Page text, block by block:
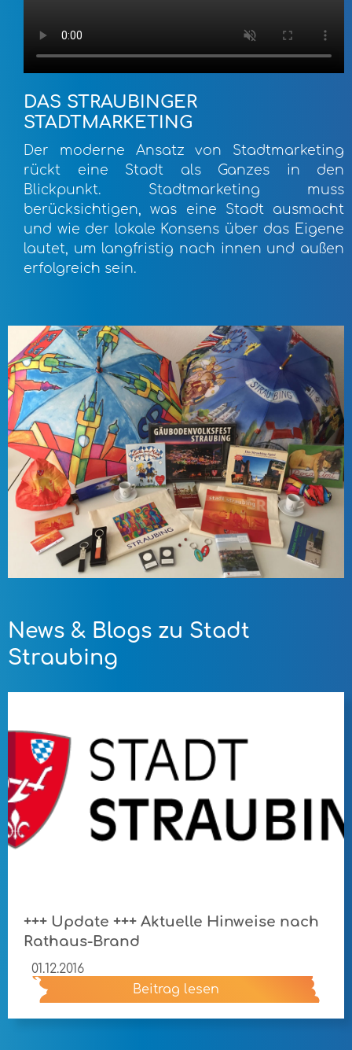
DAS STRAUBINGER
STADTMARKETING
Der moderne Ansatz von Stadtmarketing
rückt eine Stadt als Ganzes in den
Blickpunkt. Stadtmarketing muss
berücksichtigen, was eine Stadt ausmacht
und wie der lokale Konsens über das Eigene
lautet, um langfristig nach innen und außen
erfolgreich sein.
News & Blogs zu Stadt
Straubing
+++ Update +++ Aktuelle Hinweise nach
Rathaus-Brand
01.12.2016
Beitrag lesen